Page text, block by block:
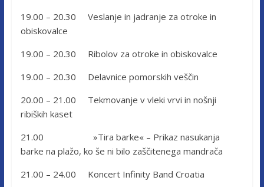
19.00 – 20.30 Veslanje in jadranje za otroke in
obiskovalce
19.00 – 20.30 Ribolov za otroke in obiskovalce
19.00 – 20.30 Delavnice pomorskih veščin
20.00 – 21.00 Tekmovanje v vleki vrvi in nošnji
ribiških kaset
21.00 »Tira barke« – Prikaz nasukanja
barke na plažo, ko še ni bilo zaščitenega mandrača
21.00 – 24.00 Koncert Infinity Band Croatia